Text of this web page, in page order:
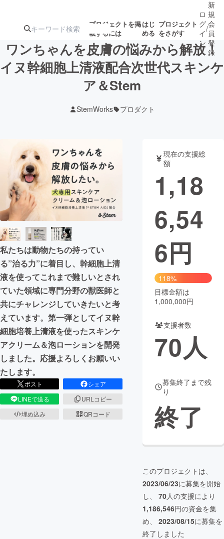
プロジェクトを掲
載するには
はじ
める
プロジェクト
をさがす
注目の新着プロ募集終了が近いプ
テクノロジー・ガジェット
映像・映画 書籍・雑誌
ビジネス・起業 チャレンジ
まちづくり・地域活性化
CAMPFIRE for Social Good
CAMPFIRE Creation
CAMPFIREふるさと納税machi-ya コミュニティ
ロ
グ
イ
ン
/
新
規
会
員
登
録
ワンちゃんを皮膚の悩みから解放！
イヌ幹細胞上清液配合次世代スキンケ
ア＆Stem
StemWorks プロダクト
私たちは動物たちの持ってい
る”治る力”に着目し、幹細胞上清
液を使ってこれまで難しいとされ
ていた領域に専門分野の獣医師と
共にチャレンジしていきたいと考
えています。第一弾としてイヌ幹
細胞培養上清液を使ったスキンケ
アクリーム＆泡ローションを開発
しました。応援よろしくお願いい
たします。
ポスト
シェア
LINEで送る
URLコピー
埋め込み
QRコード
現在の支援総
額
1,18
6,54
6円
118%
目標金額は
1,000,000円
支援者数
70人
募集終了まで残
り
終了
このプロジェクトは、
2023/06/23に募集を開始
し、 70人の支援により
1,186,546円の資金を集
め、 2023/08/15に募集を
終了しました